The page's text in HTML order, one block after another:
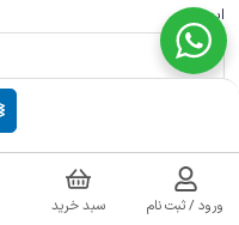
ایمیل:
ورود / ثبت نام سبد خرید